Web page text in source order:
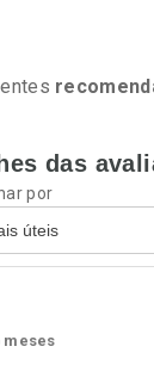
Por
das
por
meses